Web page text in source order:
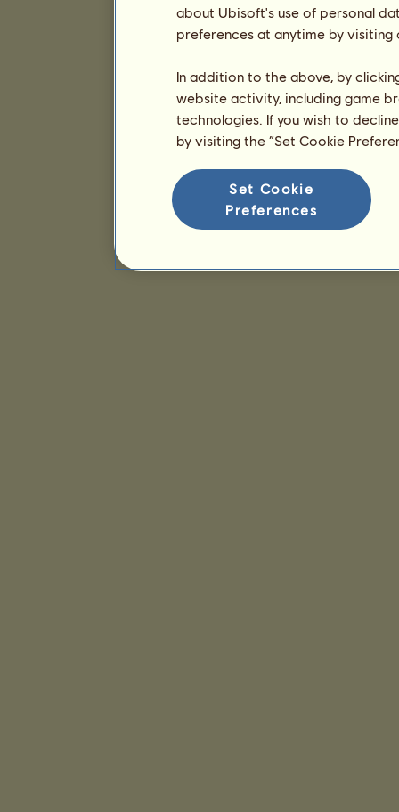
about Ubisoft's use of personal
preferences at anytime by
In addition to the above, by
website activity, including game
technologies. If you wish to
by visiting the “Set Cookie
Set Cookie
Preferences